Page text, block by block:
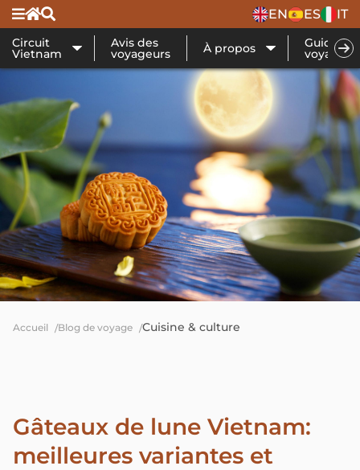
EN ES IT
Circuit
Vietnam
Avis des
voyageurs À propos Guide de
voyage
Accueil Blog de voyage Cuisine & culture
Gâteaux de lune Vietnam:
meilleures variantes et